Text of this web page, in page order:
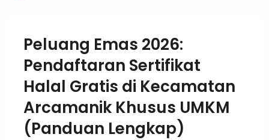
Peluang Emas 2026:
Pendaftaran Sertifikat
Halal Gratis di Kecamatan
Arcamanik Khusus UMKM
(Panduan Lengkap)